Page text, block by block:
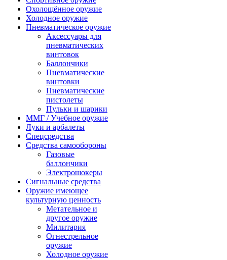
Охолощённое оружие
Холодное оружие
Пневматическое оружие
Аксессуары для
пневматических
винтовок
Баллончики
Пневматические
винтовки
Пневматические
пистолеты
Пульки и шарики
ММГ / Учебное оружие
Луки и арбалеты
Спецсредства
Средства самообороны
Газовые
баллончики
Электрошокеры
Сигнальные средства
Оружие имеющее
культурную ценность
Метательное и
другое оружие
Милитария
Огнестрельное
оружие
Холодное оружие